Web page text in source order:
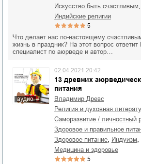
искусство быть счастливым
индийские религии
5
Что делает нас по-настоящему
жизнь в праздник? На этот вопрос
специалист по аюрведе и автор…
аудио
13 древних
питания
02.04.2021 20:42
Владимир Древс
религия и духовная
саморазвитие / личностный
здоровое и правильное
здоровое питание индуизм
медицина и здоровье
5